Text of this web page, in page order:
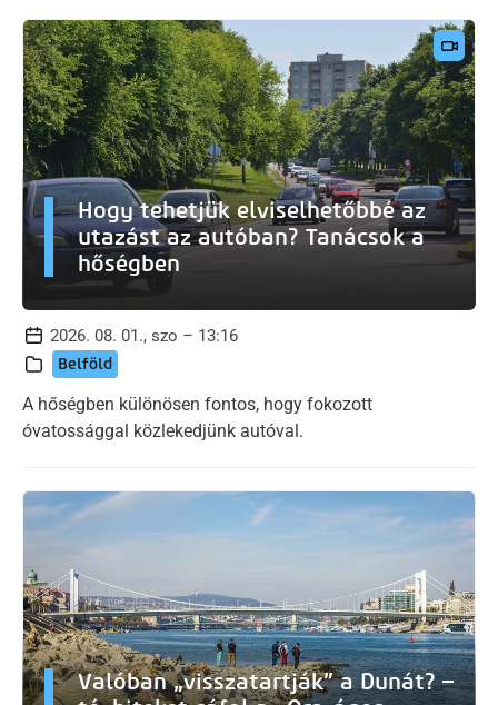
Hogy tehetjük elviselhetőbbé az
utazást az autóban? Tanácsok a
hőségben
2026. 08. 01., szo – 13:16
Belföld
A hőségben különösen fontos, hogy fokozott
óvatossággal közlekedjünk autóval.
Valóban „visszatartják” a Dunát? –